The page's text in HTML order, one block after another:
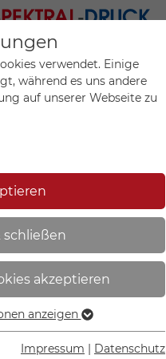
Mo.-Fr. 09:00-17:00
+49 (0)711 55 75 25
verwendet. Einige
während es uns andere
auf unserer Webseite zu
schließen
akzeptieren
grundlegende Funktionen
anzeigen
Impressum Datenschutz